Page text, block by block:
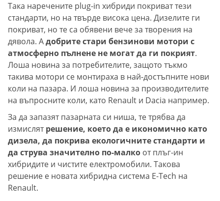
Така наречените plug-in хибриди покриват тези
стандарти, но на твърде висока цена. Дизелите ги
покриват, но те са обявени вече за творения на
дявола. Адобрите стари бензинови мотори с
атмосферно пълнене не могат да ги покрият.
Лоша новина за потребителите, защото тъкмо
такива мотори се монтираха в най-достъпните нови
коли на пазара. И лоша новина за производителите
на въпросните коли, като Renault и Dacia например.
За да запазят пазарната си ниша, те трябва да
измислятрешение, което да е икономично като
дизела, да покрива екологичните стандарти и
да струва значително по-малко от плъг-ин
хибридите и чистите електромобили. Такова
решение е новата хибридна система E-Tech на
Renault.